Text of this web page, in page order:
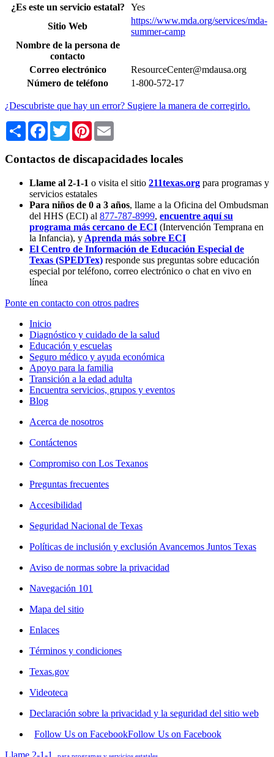
¿Es este un servicio estatal?
Yes
Sitio Web
https://www.mda.org/services/mda-
summer-camp
Nombre de la persona de
contacto
Correo electrónico
ResourceCenter@mdausa.org
Número de teléfono
1-800-572-17
¿Descubriste que hay un error? Sugiere la manera de corregirlo.
Share Facebook
TwitterPinterest
Contactos de discapacidades locales
Llame al 2-1-1 o visita el sitio 211texas.org para programas y
servicios estatales
Para niños de 0 a 3 años, llame a la Oficina del Ombudsman
del HHS (ECI) al 877-787-8999, encuentre aquí su
programa más cercano de ECI (Intervención Temprana en
la Infancia), y Aprenda más sobre ECI
El Centro de Información de Educación Especial de
Texas (SPEDTex) responde sus preguntas sobre educación
especial por teléfono, correo electrónico o chat en vivo en
línea
Ponte en contacto con otros padres
Inicio
Diagnóstico y cuidado de la salud
Educación y escuelas
Seguro médico y ayuda económica
Apoyo para la familia
Transición a la edad adulta
Encuentra servicios, grupos y eventos
Blog
Acerca de nosotros
Contáctenos
Compromiso con Los Texanos
Preguntas frecuentes
Accesibilidad
Seguridad Nacional de Texas
Políticas de inclusión y exclusión Avancemos Juntos Texas
Aviso de normas sobre la privacidad
Navegación 101
Mapa del sitio
Enlaces
Términos y condiciones
Texas.gov
Videoteca
Declaración sobre la privacidad y la seguridad del sitio web
Follow Us on FacebookFollow Us on Facebook
Llame 2-1-1